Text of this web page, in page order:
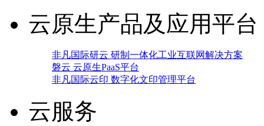
云原生产品及应用平台
非凡国际研云 研制一体化工业互联网解决方案
磐云 云原生PaaS平台
非凡国际云印 数字化文印管理平台
云服务